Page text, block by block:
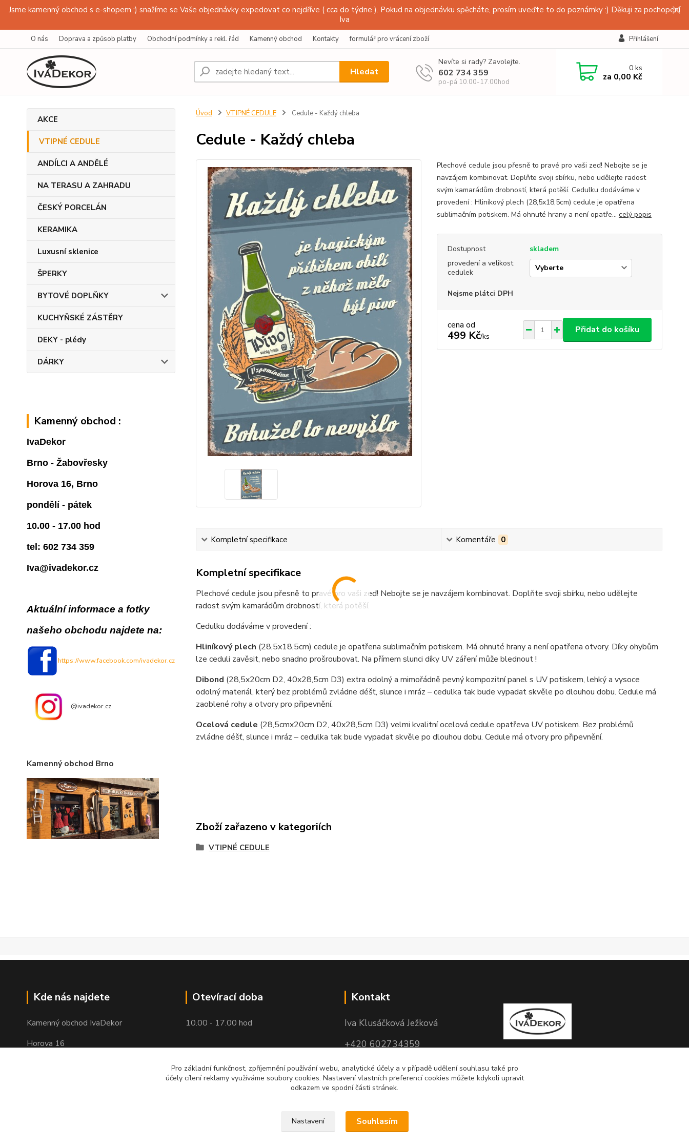
Jsme kamenný obchod s e-shopem :) snažíme se Vaše objednávky expedovat co nejdříve ( cca do týdne ). Pokud na objednávku spěcháte, prosím uveďte to do poznámky :) Děkuji za pochopení
Iva
O nás Doprava a způsob platby Obchodní podmínky a rekl. řád Kamenný obchod Kontakty formulář pro vrácení zboží Přihlášení
Hledat
Nevíte si rady? Zavolejte.
602 734 359
po-pá 10.00-17.00hod
0ks
za 0,00 Kč
AKCE
VTIPNÉ CEDULE
ANDÍLCI A ANDĚLÉ
NA TERASU A ZAHRADU
ČESKÝ PORCELÁN
KERAMIKA
Luxusní sklenice
ŠPERKY
BYTOVÉ DOPLŇKY
KUCHYŇSKÉ ZÁSTĚRY
DEKY - plédy
DÁRKY
Kamenný obchod :
IvaDekor
Brno - Žabovřesky
Horova 16, Brno
pondělí - pátek
10.00 - 17.00 hod
tel: 602 734 359
Iva@ivadekor.cz
Aktuální informace a fotky
našeho obchodu najdete na:
https://www.facebook.com/ivadekor.cz
@ivadekor.cz
Kamenný obchod Brno
Úvod VTIPNÉ CEDULE Cedule - Každý chleba
Cedule - Každý chleba
Plechové cedule jsou přesně to pravé pro vaši zeď! Nebojte se je
navzájem kombinovat. Doplňte svoji sbírku, nebo udělejte radost
svým kamarádům drobností, která potěší. Cedulku dodáváme v
provedení : Hliníkový plech (28,5x18,5cm) cedule je opatřena
sublimačním potiskem. Má ohnuté hrany a není opatře... celý popis
Dostupnost
skladem
provedení a velikost
cedulek
Nejsme plátci DPH
cena od
499 Kč/ks
Přidat do košíku
Kompletní specifikace Komentáře 0
Kompletní specifikace
Plechové cedule jsou přesně to pravé pro vaši zeď! Nebojte se je navzájem kombinovat. Doplňte svoji sbírku, nebo udělejte
radost svým kamarádům drobností, která potěší.
Cedulku dodáváme v provedení :
Hliníkový plech (28,5x18,5cm) cedule je opatřena sublimačním potiskem. Má ohnuté hrany a není opatřena otvory. Díky ohybům
lze ceduli zavěsit, nebo snadno prošroubovat. Na přímem slunci díky UV záření může blednout !
Dibond (28,5x20cm D2, 40x28,5cm D3) extra odolný a mimořádně pevný kompozitní panel s UV potiskem, lehký a vysoce
odolný materiál, který bez problémů zvládne déšť, slunce i mráz – cedulka tak bude vypadat skvěle po dlouhou dobu. Cedule má
zaoblené rohy a otvory pro připevnění.
Ocelová cedule (28,5cmx20cm D2, 40x28,5cm D3) velmi kvalitní ocelová cedule opatřeva UV potiskem. Bez problémů
zvládne déšť, slunce i mráz – cedulka tak bude vypadat skvěle po dlouhou dobu. Cedule má otvory pro připevnění.
Zboží zařazeno v kategoriích
VTIPNÉ CEDULE
Kde nás najdete
Kamenný obchod IvaDekor
Horova 16
Otevírací doba
10.00 - 17.00 hod
Kontakt
Iva Klusáčková Ježková
+420 602734359
(po-pá 10.00-17.00hod)
iva@ivadekor.cz
Pro základní funkčnost, zpříjemnění používání webu, analytické účely a v případě udělení souhlasu také pro
účely cílení reklamy využíváme soubory cookies. Nastavení vlastních preferencí cookies můžete kdykoli upravit
odkazem ve spodní části stránek.
Nastavení Souhlasím